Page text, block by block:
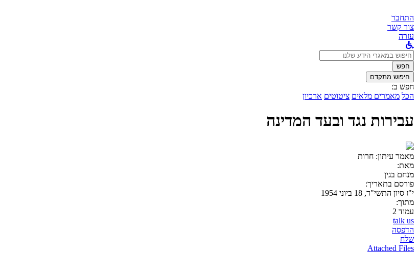
התחבר
צור קשר
עזרה
לחפש
ב:חפש
חיפוש מתקדם
חפש ב:
הכל מאמרים מלאים ציטוטים ארכיון
עבירות נגד ובעד המדינה
מאמר עיתון: חרות
מאת:
מנחם בגין
פורסם בתאריך:
י"ז סיון התשי"ד, 18 ביוני 1954
מתוך:
עמוד 2
talk us
הדפסה
שלח
Attached Files